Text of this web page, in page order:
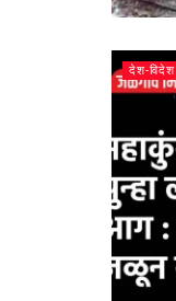
देश-विदेश